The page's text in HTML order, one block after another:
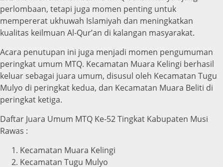
perlombaan, tetapi juga momen penting untuk
mempererat ukhuwah Islamiyah dan meningkatkan
kualitas keilmuan Al-Qur’an di kalangan masyarakat.
Acara penutupan ini juga menjadi momen pengumuman
peringkat umum MTQ. Kecamatan Muara Kelingi berhasil
keluar sebagai juara umum, disusul oleh Kecamatan Tugu
Mulyo di peringkat kedua, dan Kecamatan Muara Beliti di
peringkat ketiga.
Daftar Juara Umum MTQ Ke-52 Tingkat Kabupaten Musi
Rawas :
Kecamatan Muara Kelingi
Kecamatan Tugu Mulyo